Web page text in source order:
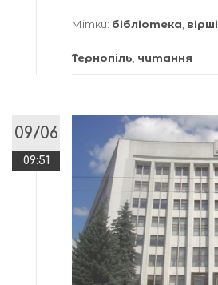
Мітки: бібліотека вірші
Тернопіль читання
09/06
09:51